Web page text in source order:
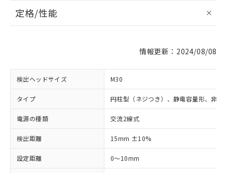
定格/性能
情報更新：2024/08/08
検出ヘッドサイズ M30
タイプ 円柱型（ネジつき）、静電容量形、非シ
電源の種類 交流2線式
検出距離 15mm ±10%
設定距離 0～10mm